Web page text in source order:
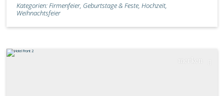
Kategorien: Firmenfeier, Geburtstage & Feste, Hochzeit,
Weihnachtsfeier
merken